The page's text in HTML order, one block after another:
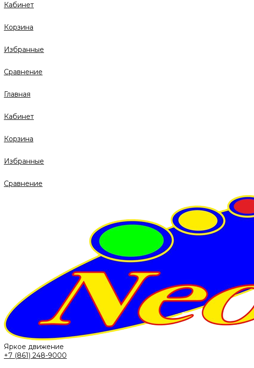
Кабинет
Корзина
Избранные
Сравнение
Главная
Кабинет
Корзина
Избранные
Сравнение
Яркое движение
+7 (861) 248-9000